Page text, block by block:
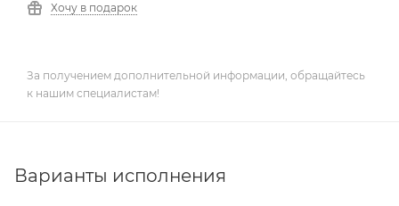
Хочу в подарок
За получением дополнительной информации, обращайтесь
к нашим специалистам!
Варианты исполнения